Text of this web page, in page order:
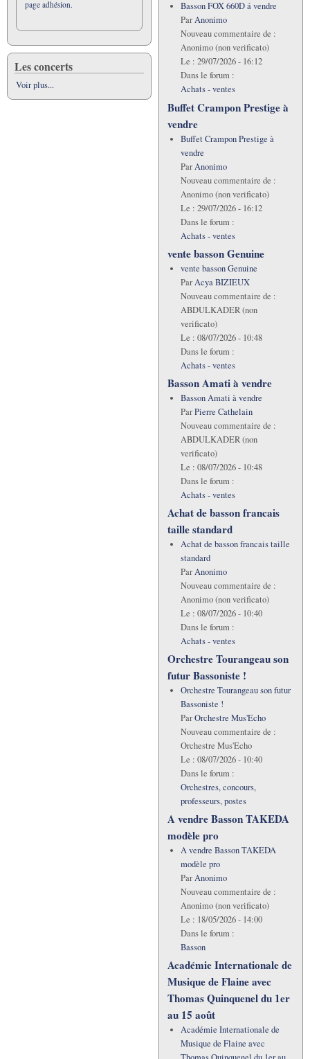
page adhésion.
Les concerts
Voir plus...
Basson FOX 660D á vendre
ParAnonimo
Nouveau commentaire de :
Anonimo (non verificato)
Le : 29/07/2026 - 16:12
Dans le forum :
Achats - ventes
Buffet Crampon Prestige à
vendre
Buffet Crampon Prestige à
vendre
ParAnonimo
Nouveau commentaire de :
Anonimo (non verificato)
Le : 29/07/2026 - 16:12
Dans le forum :
Achats - ventes
vente basson Genuine
vente basson Genuine
ParAcya BIZIEUX
Nouveau commentaire de :
ABDULKADER (non
verificato)
Le : 08/07/2026 - 10:48
Dans le forum :
Achats - ventes
Basson Amati à vendre
Basson Amati à vendre
ParPierre Cathelain
Nouveau commentaire de :
ABDULKADER (non
verificato)
Le : 08/07/2026 - 10:48
Dans le forum :
Achats - ventes
Achat de basson francais
taille standard
Achat de basson francais taille
standard
ParAnonimo
Nouveau commentaire de :
Anonimo (non verificato)
Le : 08/07/2026 - 10:40
Dans le forum :
Achats - ventes
Orchestre Tourangeau son
futur Bassoniste !
Orchestre Tourangeau son futur
Bassoniste !
ParOrchestre Mus'Echo
Nouveau commentaire de :
Orchestre Mus'Echo
Le : 08/07/2026 - 10:40
Dans le forum :
Orchestres, concours,
professeurs, postes
A vendre Basson TAKEDA
modèle pro
A vendre Basson TAKEDA
modèle pro
ParAnonimo
Nouveau commentaire de :
Anonimo (non verificato)
Le : 18/05/2026 - 14:00
Dans le forum :
Basson
Académie Internationale de
Musique de Flaine avec
Thomas Quinquenel du 1er
au 15 août
Académie Internationale de
Musique de Flaine avec